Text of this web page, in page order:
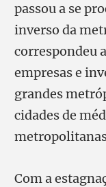
passou a se
inverso da
correspondeu
empresas e
grandes
cidades de
Com a